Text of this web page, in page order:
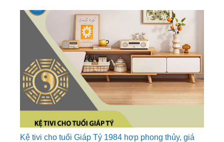
Kệ tivi cho tuổi Giáp Tý 1984 hợp phong thủy, giá